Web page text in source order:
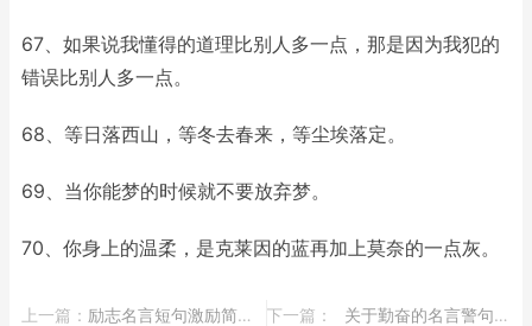
67、如果说我懂得的道理比别人多一点，那是因为我犯的
错误比别人多一点。
68、等日落西山，等冬去春来，等尘埃落定。
69、当你能梦的时候就不要放弃梦。
70、你身上的温柔，是克莱因的蓝再加上莫奈的一点灰。
上一篇： ​励志名言短句激励简短(在寻求真理的长河中…) 下一篇： ​关于勤奋的名言警句大全